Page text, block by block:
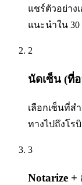
แชร์ตัวอย่าง
แนะนำใน
2
นัดเซ็น (ที่
เลือกเซ็นที่ส
ทางไปถึงโร
3
Notarize +